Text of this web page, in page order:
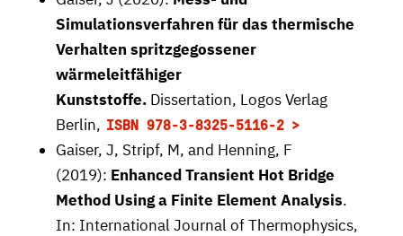
Simulationsverfahren für das thermische
Verhalten spritzgegossener
wärmeleitfähiger
Kunststoffe. Dissertation, Logos Verlag
Berlin, ISBN 978-3-8325-5116-2
Gaiser, J, Stripf, M, and Henning, F
(2019): Enhanced Transient Hot Bridge
Method Using a Finite Element Analysis.
In: International Journal of Thermophysics,